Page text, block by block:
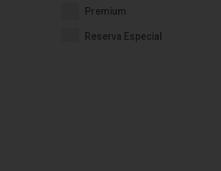
Premium
Reserva Especial